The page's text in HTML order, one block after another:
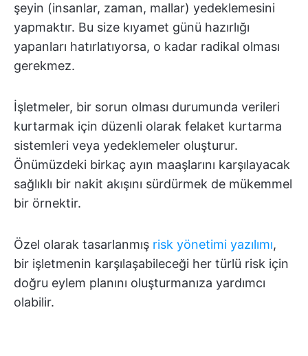
şeyin (insanlar, zaman, mallar) yedeklemesini
yapmaktır. Bu size kıyamet günü hazırlığı
yapanları hatırlatıyorsa, o kadar radikal olması
gerekmez.
İşletmeler, bir sorun olması durumunda verileri
kurtarmak için düzenli olarak felaket kurtarma
sistemleri veya yedeklemeler oluşturur.
Önümüzdeki birkaç ayın maaşlarını karşılayacak
sağlıklı bir nakit akışını sürdürmek de mükemmel
bir örnektir.
Özel olarak tasarlanmış risk yönetimi yazılımı,
bir işletmenin karşılaşabileceği her türlü risk için
doğru eylem planını oluşturmanıza yardımcı
olabilir.